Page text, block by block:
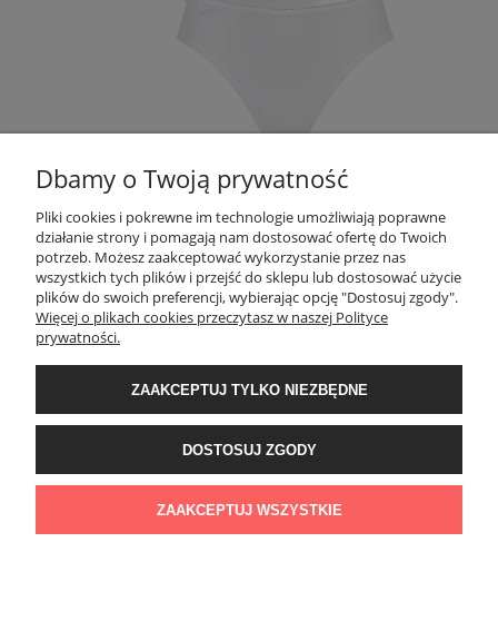
63,20 zł
Cena regularna:79,00 zł
Najniższa cena:79,00 zł
DO KOSZYKA
« 1 2 3 »
NEWSLETTER
Dbamy o Twoją prywatność
Pliki cookies i pokrewne im technologie umożliwiają poprawne
działanie strony i pomagają nam dostosować ofertę do Twoich
potrzeb. Możesz zaakceptować wykorzystanie przez nas
wszystkich tych plików i przejść do sklepu lub dostosować użycie
plików do swoich preferencji, wybierając opcję "Dostosuj zgody".
Więcej o plikach cookies przeczytasz w naszej Polityce
prywatności.
ZAAKCEPTUJ TYLKO NIEZBĘDNE
DOSTOSUJ ZGODY
ZAAKCEPTUJ WSZYSTKIE